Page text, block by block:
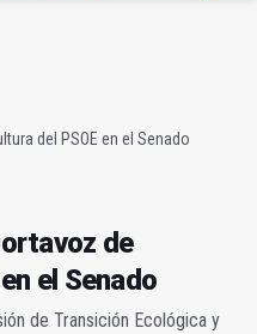
del PSOE en el Senado
de
el Senado
de Transición Ecológica y